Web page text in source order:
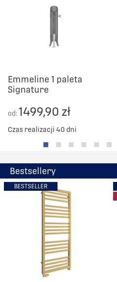
715
791
943
1019
1095
1172
1248
Emmeline 1 paleta
Signature
od:1499,90 zł
Czas realizacji 40 dni
Bestsellery
BESTSELLER